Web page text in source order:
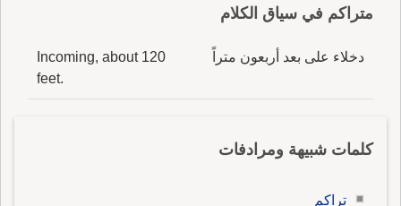
متراكم في سياق الكلام
دخلاء على بعد أربعون متراً
Incoming, about 120
feet.
كلمات شبيهة ومرادفات
تراكم